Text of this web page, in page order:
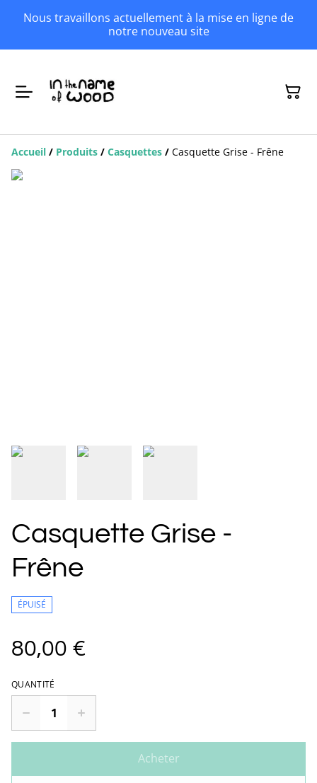
Nous travaillons actuellement à la mise en ligne de
notre nouveau site
Accueil / Produits / Casquettes / Casquette Grise - Frêne
Casquette Grise -
Frêne
ÉPUISÉ
80,00 €
QUANTITÉ
Acheter